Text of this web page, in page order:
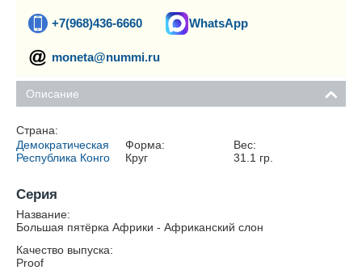
+7(968)436-6660 WhatsApp
moneta@nummi.ru
Описание
Страна:
Демократическая
Республика Конго
Форма:
Круг
Вес:
31.1 гр.
Серия
Название:
Большая пятёрка Африки - Африканский слон
Качество выпуска:
Proof